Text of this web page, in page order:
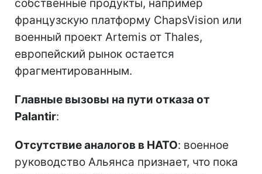
собственные продукты, например
французскую платформу ChapsVision или
военный проект Artemis от Thales,
европейский рынок остается
фрагментированным.
Главные вызовы на пути отказа от
Palantir:
Отсутствие аналогов в НАТО: военное
руководство Альянса признает, что пока